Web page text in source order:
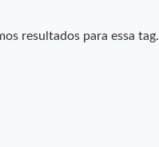
resultados para essa tag.